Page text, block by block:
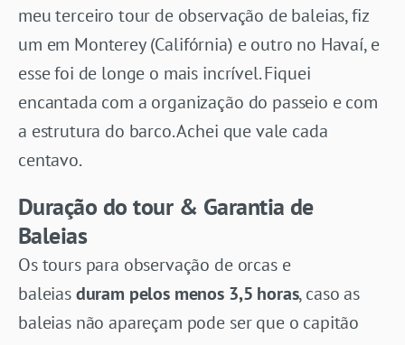
meu terceiro tour de observação de baleias, fiz
um em Monterey (Califórnia) e outro no Havaí, e
esse foi de longe o mais incrível. Fiquei
encantada com a organização do passeio e com
a estrutura do barco. Achei que vale cada
centavo.
Duração do tour & Garantia de
Baleias
Os tours para observação de orcas e
baleiasduram pelos menos 3,5 horas, caso as
baleias não apareçam pode ser que o capitão